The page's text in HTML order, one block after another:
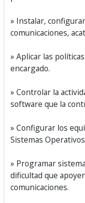
» Instalar,
comunicaciones,
» Aplicar las
encargado.
» Controlar la
software que la
» Configurar los
Sistemas
» Programar
dificultad que
comunicaciones.